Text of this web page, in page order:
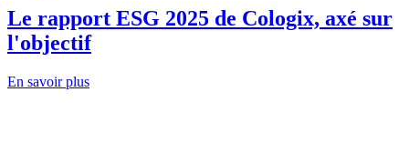
Le rapport ESG 2025 de Cologix, axé sur
l'objectif
En savoir plus